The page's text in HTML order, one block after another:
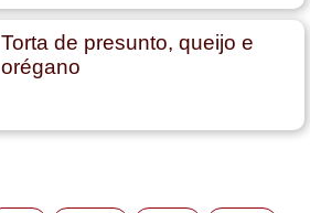
Torta de presunto, queijo e
orégano